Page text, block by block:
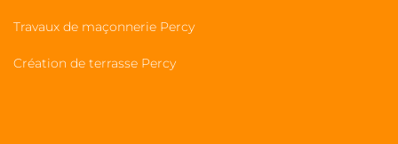
Travaux de maçonnerie Percy
Création de terrasse Percy